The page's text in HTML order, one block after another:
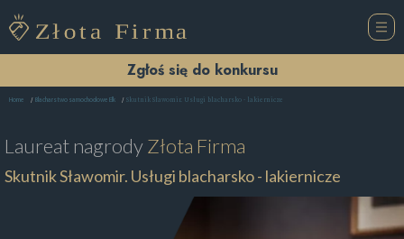
Zgłoś się do konkursu
Home Blacharstwo samochodowe Ełk Skutnik Sławomir. Usługi blacharsko - lakiernicze
Laureat nagrodyZłota Firma
Skutnik Sławomir. Usługi blacharsko - lakiernicze